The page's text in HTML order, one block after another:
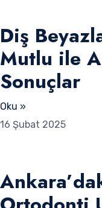
Diş
Mutlu ile
Sonuçlar
Oku »
16 Şubat 2025